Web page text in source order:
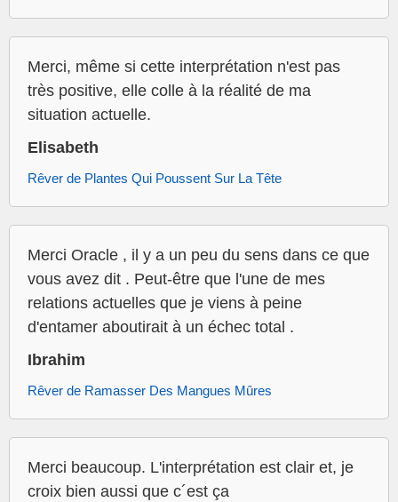
Merci, même si cette interprétation n'est pas
très positive, elle colle à la réalité de ma
situation actuelle.
Elisabeth
Rêver de Plantes Qui Poussent Sur La Tête
Merci Oracle , il y a un peu du sens dans ce que
vous avez dit . Peut-être que l'une de mes
relations actuelles que je viens à peine
d'entamer aboutirait à un échec total .
Ibrahim
Rêver de Ramasser Des Mangues Mûres
Merci beaucoup. L'interprétation est clair et, je
croix bien aussi que c´est ça